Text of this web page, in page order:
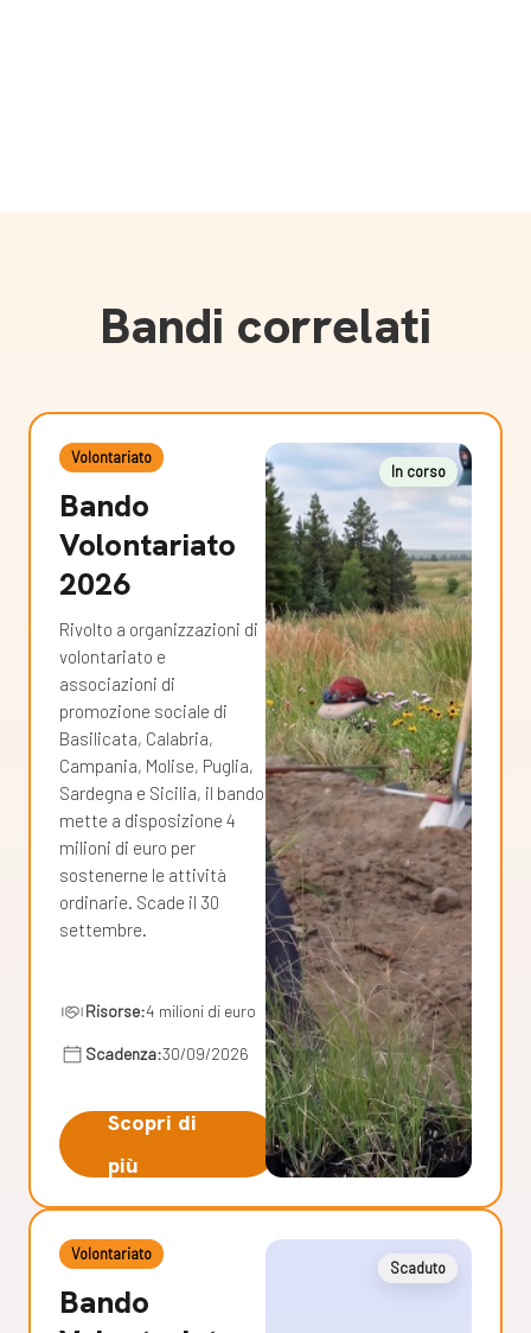
Bandi correlati
Volontariato
Bando
Volontariato
2026
Rivolto a organizzazioni di
volontariato e
associazioni di
promozione sociale di
Basilicata, Calabria,
Campania, Molise, Puglia,
Sardegna e Sicilia, il bando
mette a disposizione 4
milioni di euro per
sostenerne le attività
ordinarie. Scade il 30
settembre.
Risorse:4 milioni di euro
Scadenza:30/09/2026
Scopri di
più
In corso
Volontariato
Bando
Scaduto